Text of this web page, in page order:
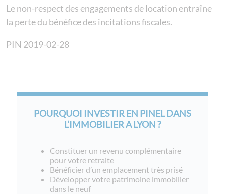
Le non-respect des engagements de location entraîne
la perte du bénéfice des incitations fiscales.
PIN 2019-02-28
POURQUOI INVESTIR EN PINEL DANS
L’IMMOBILIER A LYON ?
Constituer un revenu complémentaire
pour votre retraite
Bénéficier d’un emplacement très prisé
Développer votre patrimoine immobilier
dans le neuf